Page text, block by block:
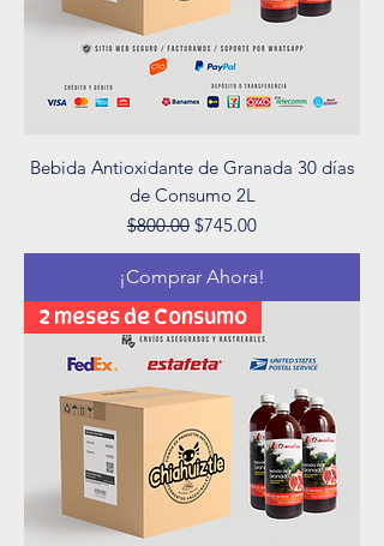
Bebida Antioxidante de Granada 30 días
de Consumo 2L
Precio
$800.00 Precio de oferta
$745.00
¡Comprar Ahora!
2 meses de Consumo